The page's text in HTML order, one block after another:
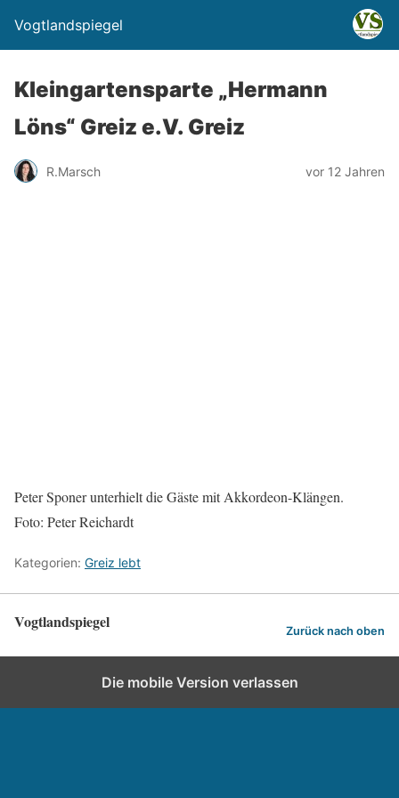
Vogtlandspiegel
Kleingartensparte „Hermann
Löns“ Greiz e.V. Greiz
R.Marsch vor 12 Jahren
Peter Sponer unterhielt die Gäste mit Akkordeon-Klängen.
Foto: Peter Reichardt
Kategorien: Greiz lebt
Vogtlandspiegel Zurück nach oben
Die mobile Version verlassen